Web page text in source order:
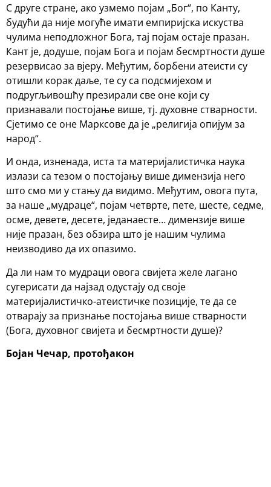
С друге стране, ако узмемо појам „Бог“, по Канту,
будући да није могуће имати емпиријска искуства
чулима неподложног Бога, тај појам остаје празан.
Кант је, додуше, појам Бога и појам бесмртности душе
резервисао за вјеру. Међутим, борбени атеисти су
отишли корак даље, те су са подсмијехом и
подругљивошћу презирали све оне који су
признавали постојање више, тј. духовне стварности.
Сјетимо се оне Марксове да је „религија опијум за
народ“.
И онда, изненада, иста та материјалистичка наука
излази са тезом о постојању више димензија него
што смо ми у стању да видимо. Међутим, овога пута,
за наше „мудраце“, појам четврте, пете, шесте, седме,
осме, девете, десете, једанаесте… димензије више
није празан, без обзира што је нашим чулима
неизводиво да их опазимо.
Да ли нам то мудраци овога свијета желе лагано
сугерисати да најзад одустају од своје
материјалистичко-атеистичке позиције, те да се
отварају за признање постојања више стварности
(Бога, духовног свијета и бесмртности душе)?
Бојан Чечар, протођакон